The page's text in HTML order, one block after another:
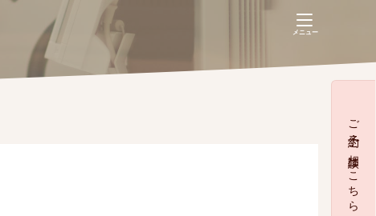
メニュー
【不妊治療専用】
ご予約・ご相談はこちら